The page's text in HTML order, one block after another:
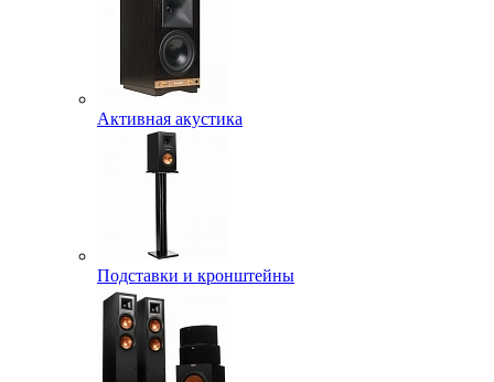
Активная акустика
Подставки и кронштейны